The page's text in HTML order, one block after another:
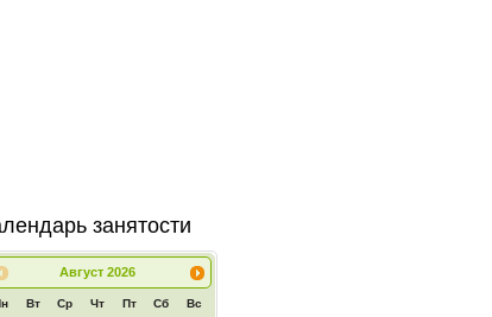
занятости
Август 2026
Вт Ср Чт Пт Сб Вс